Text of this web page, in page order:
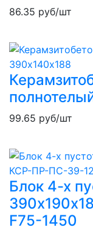
86.35 руб/шт
99.65 руб/шт
Блок 4-х
F75-1450